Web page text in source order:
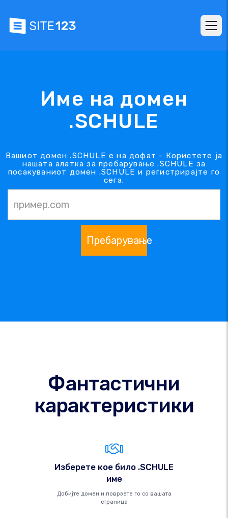
Име на домен
.SCHULE
Вашиот домен .SCHULE е на дофат - Користете ја
нашата алатка за пребарување .SCHULE за
посакуваниот домен .SCHULE и регистрирајте го
сега.
Пребарување
Фантастични
карактеристики
Изберете кое било .SCHULE
име
Добијте домен и поврзете го со вашата
страница